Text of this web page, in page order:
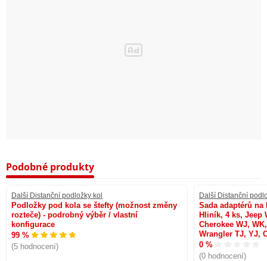
Podobné produkty
Další Distanční podložky kol
Podložky pod kola se štefty (možnost změny
rozteče) - podrobný výběr / vlastní
konfigurace
99 %
(5 hodnocení)
Další Distanční
Sada adaptérů na
Hliník, 4 ks, Jeep
Cherokee WJ,
Wrangler TJ, YJ,
0 %
(0 hodnocení)